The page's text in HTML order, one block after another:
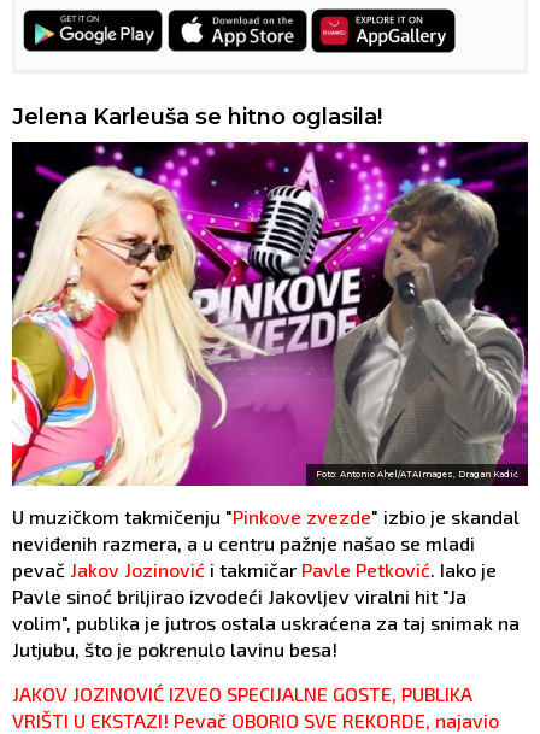
Jelena Karleuša se hitno oglasila!
Foto: Antonio Ahel/ATAImages, Dragan Kadić
U muzičkom takmičenju "Pinkove zvezde" izbio je skandal
neviđenih razmera, a u centru pažnje našao se mladi
pevač Jakov Jozinović i takmičar Pavle Petković. Iako je
Pavle sinoć briljirao izvodeći Jakovljev viralni hit "Ja
volim", publika je jutros ostala uskraćena za taj snimak na
Jutjubu, što je pokrenulo lavinu besa!
JAKOV JOZINOVIĆ IZVEO SPECIJALNE GOSTE, PUBLIKA
VRIŠTI U EKSTAZI! Pevač OBORIO SVE REKORDE, najavio